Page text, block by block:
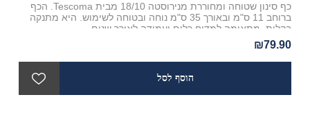
כף סינון שטוחה ומחוררת מנירוסטה 18/10 מבית Tescoma. הכף
ברוחב 11 ס"מ ובאורך 35 ס"מ נוחה ובטוחה לשימוש. היא מתנקה
בקלות, מתאימה למדיח כלים ועמידה לאורך שנים
₪79.90